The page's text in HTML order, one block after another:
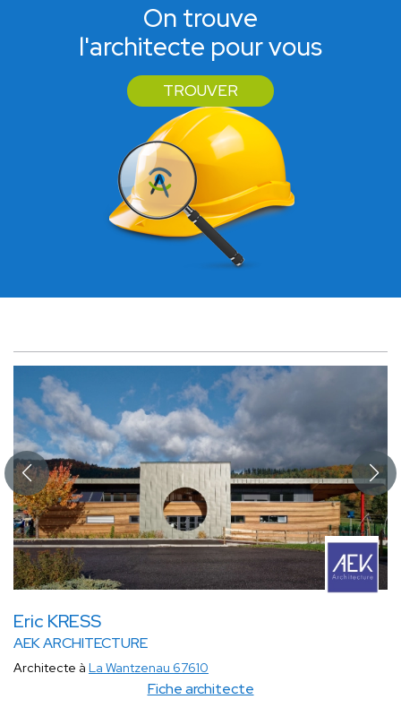
On trouve
l'architecte pour vous
TROUVER
Eric KRESS
AEK ARCHITECTURE
Fiche architecte
Architecte à La Wantzenau 67610